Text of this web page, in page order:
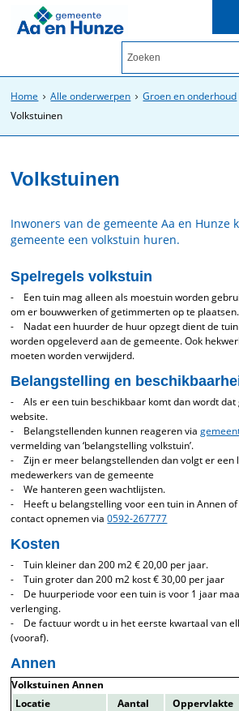
Home Alle onderwerpen Groen en onderhoud
Volkstuinen
Volkstuinen
Inwoners van de gemeente Aa en Hunze
gemeente een volkstuin huren.
Spelregels volkstuin
- Een tuin mag alleen als moestuin worden
om er bouwwerken of getimmerten op te plaatsen.
- Nadat een huurder de huur opzegt dient de
worden opgeleverd aan de gemeente. Ook
moeten worden verwijderd.
Belangstelling en
- Als er een tuin beschikbaar komt dan wordt dat
website.
- Belangstellenden kunnen reageren via
vermelding van ‘belangstelling volkstuin’.
- Zijn er meer belangstellenden dan volgt er een
medewerkers van de gemeente
- We hanteren geen wachtlijsten.
- Heeft u belangstelling voor een tuin in Annen of
contact opnemen via0592-267777
Kosten
- Tuin kleiner dan 200 m2 € 20,00 per jaar.
- Tuin groter dan 200 m2 kost € 30,00 per jaar
- De huurperiode voor een tuin is voor 1 jaar
verlenging.
- De factuur wordt u in het eerste kwartaal van
(vooraf).
Annen
Volkstuinen Annen
Locatie
Aantal Oppervlakte